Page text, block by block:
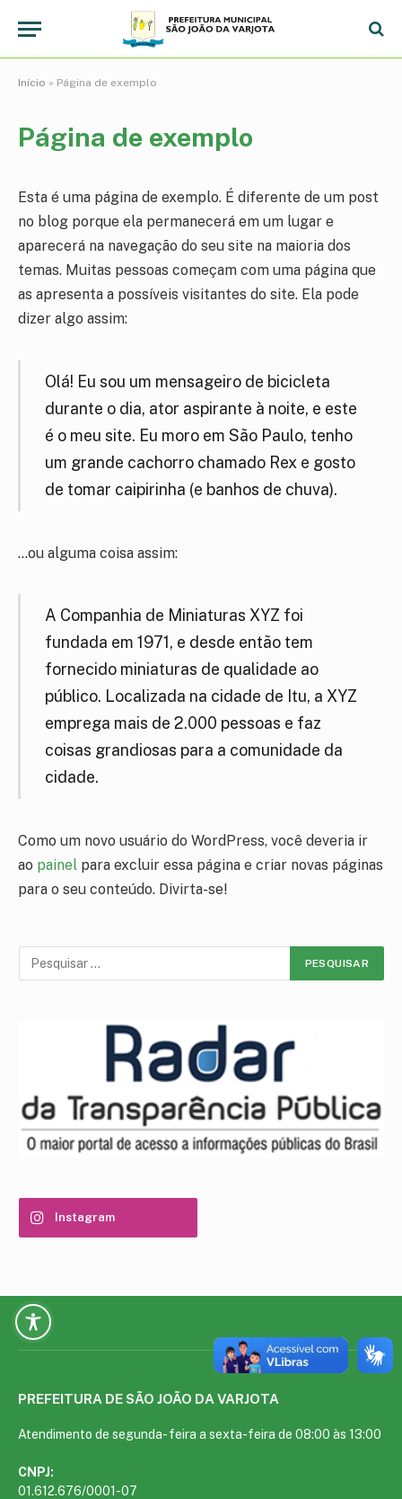
Início » Página de exemplo
Página de exemplo
Esta é uma página de exemplo. É diferente de um post
no blog porque ela permanecerá em um lugar e
aparecerá na navegação do seu site na maioria dos
temas. Muitas pessoas começam com uma página que
as apresenta a possíveis visitantes do site. Ela pode
dizer algo assim:
Olá! Eu sou um mensageiro de bicicleta
durante o dia, ator aspirante à noite, e este
é o meu site. Eu moro em São Paulo, tenho
um grande cachorro chamado Rex e gosto
de tomar caipirinha (e banhos de chuva).
…ou alguma coisa assim:
A Companhia de Miniaturas XYZ foi
fundada em 1971, e desde então tem
fornecido miniaturas de qualidade ao
público. Localizada na cidade de Itu, a XYZ
emprega mais de 2.000 pessoas e faz
coisas grandiosas para a comunidade da
cidade.
Como um novo usuário do WordPress, você deveria ir
ao painel para excluir essa página e criar novas páginas
para o seu conteúdo. Divirta-se!
Instagram
PREFEITURA DE SÃO JOÃO DA VARJOTA
Atendimento de segunda- feira a sexta-feira de 08:00 às 13:00
CNPJ:
01.612.676/0001-07